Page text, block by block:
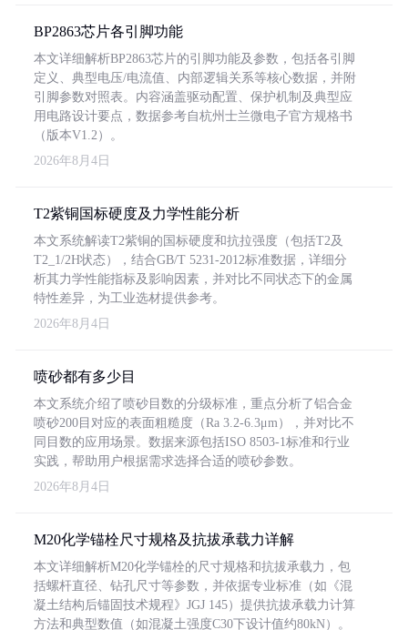
BP2863芯片各引脚功能
本文详细解析BP2863芯片的引脚功能及参数，包括各引脚
定义、典型电压/电流值、内部逻辑关系等核心数据，并附
引脚参数对照表。内容涵盖驱动配置、保护机制及典型应
用电路设计要点，数据参考自杭州士兰微电子官方规格书
（版本V1.2）。
2026年8月4日
T2紫铜国标硬度及力学性能分析
本文系统解读T2紫铜的国标硬度和抗拉强度（包括T2及
T2_1/2H状态），结合GB/T 5231-2012标准数据，详细分
析其力学性能指标及影响因素，并对比不同状态下的金属
特性差异，为工业选材提供参考。
2026年8月4日
喷砂都有多少目
本文系统介绍了喷砂目数的分级标准，重点分析了铝合金
喷砂200目对应的表面粗糙度（Ra 3.2-6.3μm），并对比不
同目数的应用场景。数据来源包括ISO 8503-1标准和行业
实践，帮助用户根据需求选择合适的喷砂参数。
2026年8月4日
M20化学锚栓尺寸规格及抗拔承载力详解
本文详细解析M20化学锚栓的尺寸规格和抗拔承载力，包
括螺杆直径、钻孔尺寸等参数，并依据专业标准（如《混
凝土结构后锚固技术规程》JGJ 145）提供抗拔承载力计算
方法和典型数值（如混凝土强度C30下设计值约80kN）。